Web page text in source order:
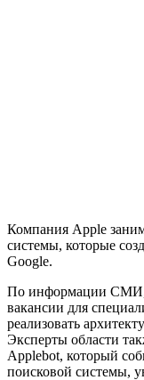
Компания Apple
системы, которые
Google.
По информации СМИ,
вакансии для
реализовать
Эксперты области
Applebot, который
поисковой системы,